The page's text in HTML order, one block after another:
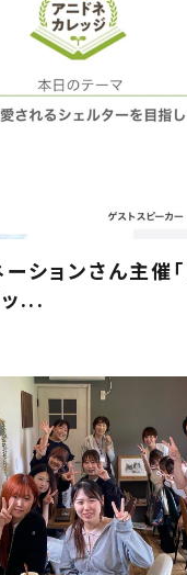
ションさん主催
ッ...